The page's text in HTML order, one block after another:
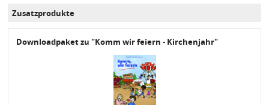
Zusatzprodukte
Downloadpaket zu "Komm wir feiern - Kirchenjahr"